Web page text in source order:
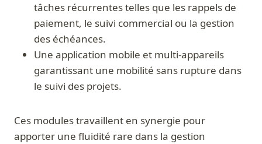
tâches récurrentes telles que les rappels de
paiement, le suivi commercial ou la gestion
des échéances.
Une application mobile et multi-appareils
garantissant une mobilité sans rupture dans
le suivi des projets.
Ces modules travaillent en synergie pour
apporter une fluidité rare dans la gestion